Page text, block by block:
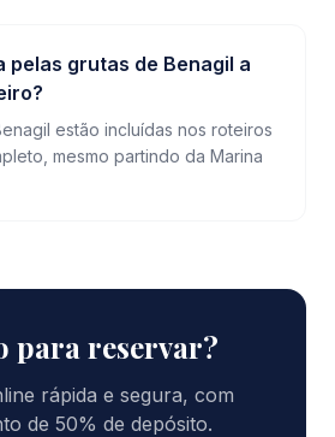
pelas grutas de Benagil a
estão incluídas nos roteiros
mesmo partindo da Marina
para reservar?
rápida e segura, com
de 50% de depósito.